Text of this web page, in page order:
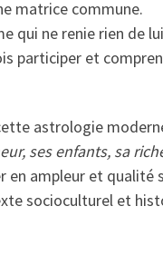
matrice commune.
qui ne renie rien de
participer et
astrologie
ses enfants, sa
ampleur et qualité
socioculturel et